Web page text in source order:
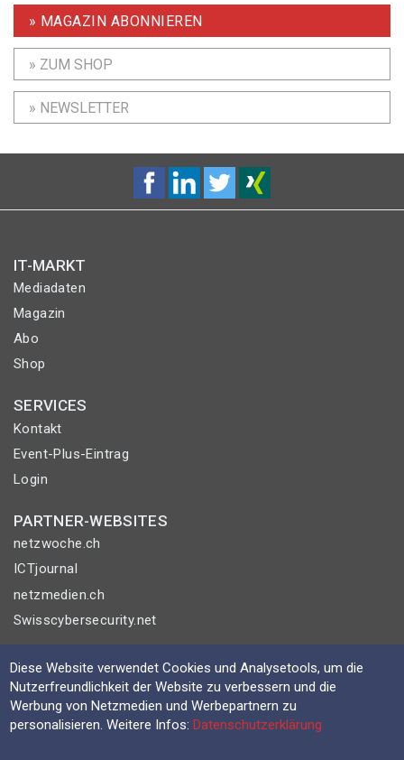
» MAGAZIN ABONNIEREN
» ZUM SHOP
» NEWSLETTER
IT-MARKT
Mediadaten
Magazin
Abo
Shop
SERVICES
Kontakt
Event-Plus-Eintrag
Login
PARTNER-WEBSITES
netzwoche.ch
ICTjournal
netzmedien.ch
Swisscybersecurity.net
© NETZMEDIEN AG 2026
Impressum
AGB
Nutzungsbestimmungen
Diese Website verwendet Cookies und Analysetools, um die
Nutzerfreundlichkeit der Website zu verbessern und die
Werbung von Netzmedien und Werbepartnern zu
personalisieren. Weitere Infos:Datenschutzerklärung